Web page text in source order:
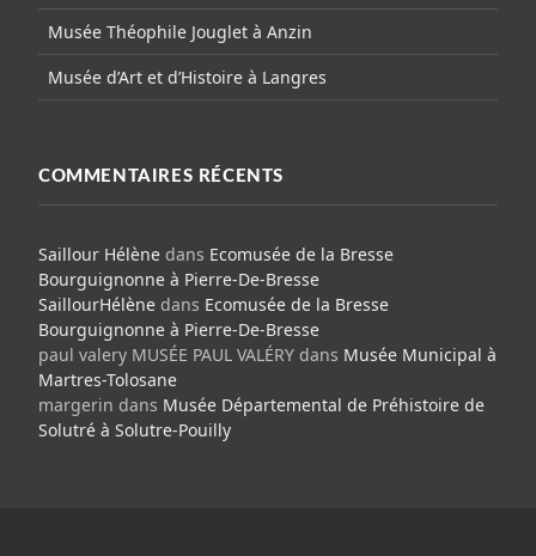
Musée Théophile Jouglet à Anzin
Musée d’Art et d’Histoire à Langres
COMMENTAIRES RÉCENTS
Saillour Hélène dans Ecomusée de la Bresse
Bourguignonne à Pierre-De-Bresse
SaillourHélène dans Ecomusée de la Bresse
Bourguignonne à Pierre-De-Bresse
paul valery MUSÉE PAUL VALÉRY dans Musée Municipal à
Martres-Tolosane
margerin dans Musée Départemental de Préhistoire de
Solutré à Solutre-Pouilly